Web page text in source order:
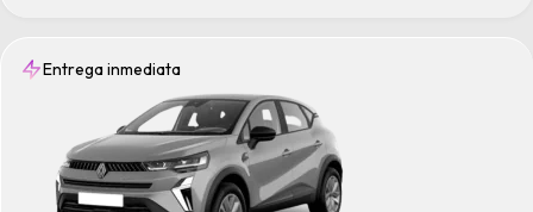
Entrega inmediata